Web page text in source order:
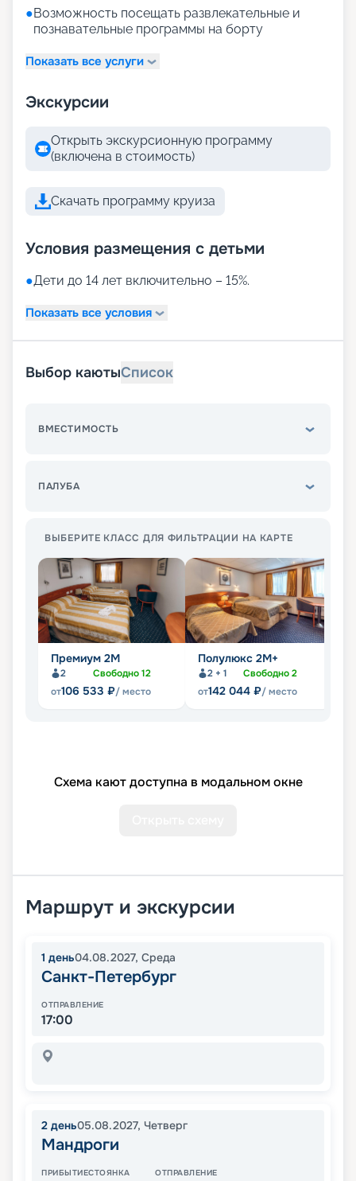
●Возможность посещать развлекательные и
познавательные программы на борту
Показать все услуги
Экскурсии
Открыть экскурсионную программу
(включена в стоимость)
Скачать программу круиза
Условия размещения с детьми
●Дети до 14 лет включительно – 15%.
Показать все условия
Выбор каютыСписок
ВМЕСТИМОСТЬ
ПАЛУБА
ВЫБЕРИТЕ КЛАСС ДЛЯ ФИЛЬТРАЦИИ НА КАРТЕ
Премиум 2М
2 Свободно12
от106 533 ₽/ место
Полулюкс 2М+
2 + 1 Свободно2
от142 044 ₽/ место
Схема кают доступна в модальном окне
Маршрут и экскурсии
1 день04.08.2027, Среда
Санкт-Петербург
ОТПРАВЛЕНИЕ
17:00
2 день05.08.2027, Четверг
Мандроги
ПРИБЫТИЕСТОЯНКА ОТПРАВЛЕНИЕ